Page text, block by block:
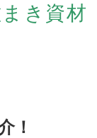
き資材
！